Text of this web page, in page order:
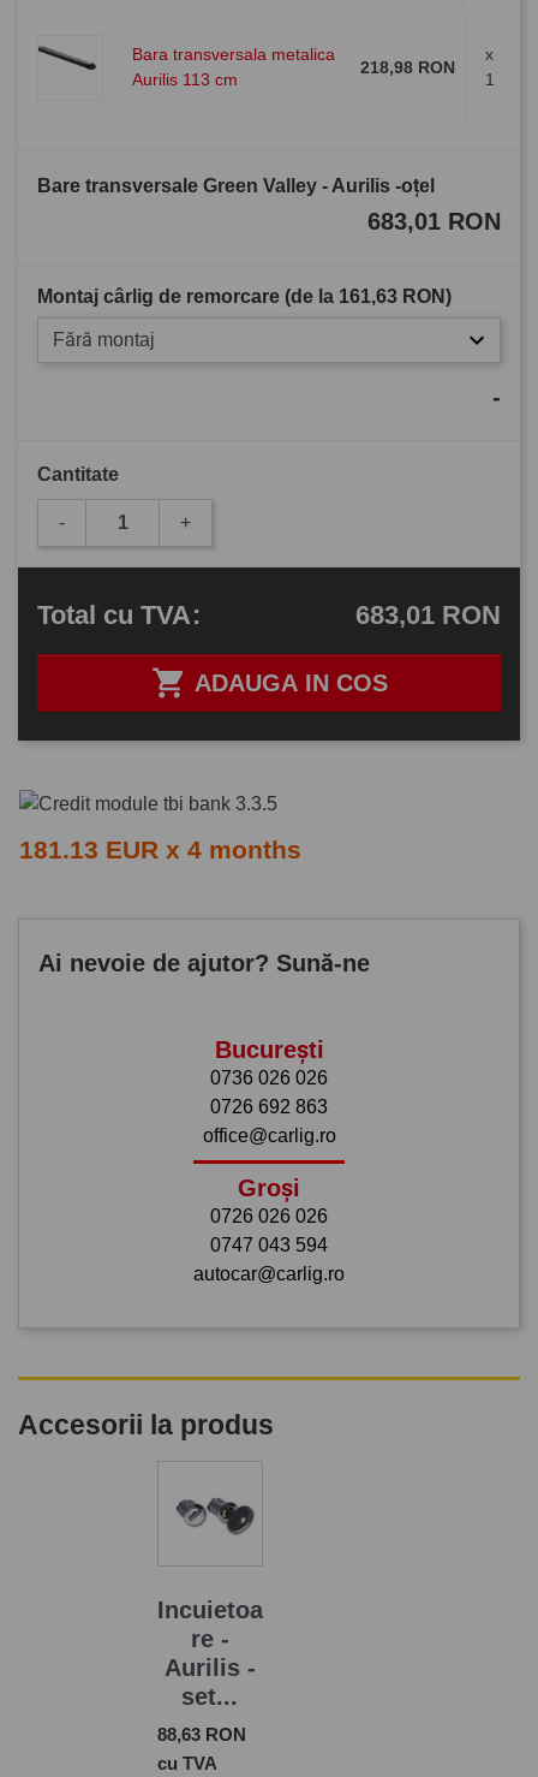
Bara transversala metalica
Aurilis 113 cm
218,98 RON
x
1
Bare transversale Green Valley - Aurilis -oțel
683,01 RON
Montaj cârlig de remorcare (de la 161,63 RON)
Fără montaj
-
Cantitate
- +
 ADAUGA IN COS
Total cu TVA: 683,01 RON
181.13 EUR x 4 months
Ai nevoie de ajutor? Sună-ne
București
0736 026 026
0726 692 863
office@carlig.ro
Groși
0726 026 026
0747 043 594
autocar@carlig.ro
Accesorii la produs
Incuietoa
re -
Aurilis -
set...
Pret
88,63 RON
cu TVA